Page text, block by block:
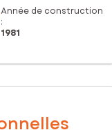
Année de construction
:
1981